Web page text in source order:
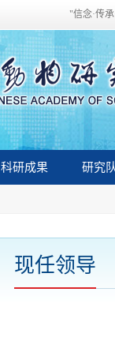
"信念·传
科研成果 研究
现任领导